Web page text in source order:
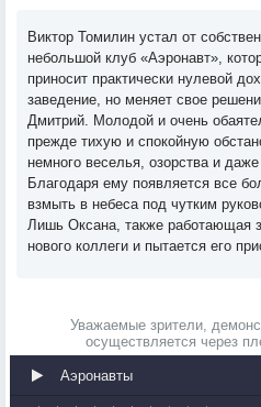
Виктор Томилин устал от
небольшой клуб «Аэронавт»,
приносит практически нулевой
заведение, но меняет свое
Дмитрий. Молодой и очень
прежде тихую и спокойную
немного веселья, озорства и
Благодаря ему появляется все
взмыть в небеса под чутким
Лишь Оксана, также работающая
нового коллеги и пытается его
Уважаемые зрители,
осуществляется через
Аэронавты